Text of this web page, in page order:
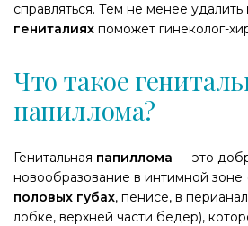
справляться. Тем не менее удалить
гениталиях поможет гинеколог-
Что такое
папиллома?
Генитальная папиллома — это
новообразование в интимной зоне
половых губах, пенисе, в
лобке, верхней части бедер),